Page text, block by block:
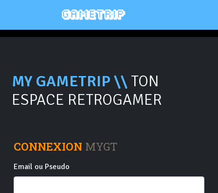
MY GAMETRIP \\ TON
ESPACE RETROGAMER
CONNEXION MYGT
Email ou Pseudo